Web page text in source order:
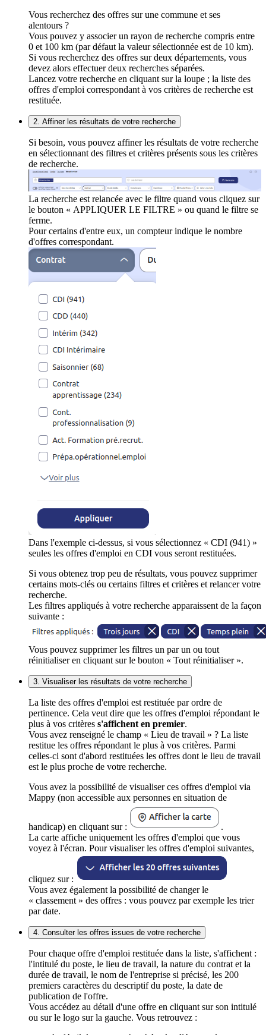
Vous recherchez des offres sur une commune et ses
alentours ?
Vous pouvez y associer un rayon de recherche compris entre
0 et 100 km (par défaut la valeur sélectionnée est de 10 km).
Si vous recherchez des offres sur deux départements, vous
devez alors effectuer deux recherches séparées.
Lancez votre recherche en cliquant sur la loupe ; la liste des
offres d'emploi correspondant à vos critères de recherche est
restituée.
2. Affiner les résultats de votre recherche
Si besoin, vous pouvez affiner les résultats de votre recherche
en sélectionnant des filtres et critères présents sous les critères
de recherche.
La recherche est relancée avec le filtre quand vous cliquez sur
le bouton « APPLIQUER LE FILTRE » ou quand le filtre se
ferme.
Pour certains d'entre eux, un compteur indique le nombre
d'offres correspondant.
Dans l'exemple ci-dessus, si vous sélectionnez « CDI (941) »
seules les offres d'emploi en CDI vous seront restituées.
Si vous obtenez trop peu de résultats, vous pouvez supprimer
certains mots-clés ou certains filtres et critères et relancer votre
recherche.
Les filtres appliqués à votre recherche apparaissent de la façon
suivante :
Vous pouvez supprimer les filtres un par un ou tout
réinitialiser en cliquant sur le bouton « Tout réinitialiser ».
3. Visualiser les résultats de votre recherche
La liste des offres d'emploi est restituée par ordre de
pertinence. Cela veut dire que les offres d'emploi répondant le
plus à vos critères s'affichent en premier.
Vous avez renseigné le champ « Lieu de travail » ? La liste
restitue les offres répondant le plus à vos critères. Parmi
celles-ci sont d'abord restituées les offres dont le lieu de travail
est le plus proche de votre recherche.
Vous avez la possibilité de visualiser ces offres d'emploi via
Mappy (non accessible aux personnes en situation de
handicap) en cliquant sur :
.
La carte affiche uniquement les offres d'emploi que vous
voyez à l'écran. Pour visualiser les offres d'emploi suivantes,
cliquez sur :
Vous avez également la possibilité de changer le
« classement » des offres : vous pouvez par exemple les trier
par date.
4. Consulter les offres issues de votre recherche
Pour chaque offre d'emploi restituée dans la liste, s'affichent :
l'intitulé du poste, le lieu de travail, la nature du contrat et la
durée de travail, le nom de l'entreprise si précisé, les 200
premiers caractères du descriptif du poste, la date de
publication de l'offre.
Vous accédez au détail d'une offre en cliquant sur son intitulé
ou sur le logo sur la gauche. Vous retrouvez :